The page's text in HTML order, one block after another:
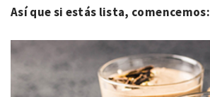
Así que si estás lista, comencemos: